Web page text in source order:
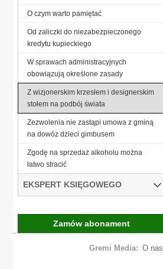
O czym warto pamiętać
Od zaliczki do niezabezpieczonego
kredytu kupieckiego
W sprawach administracyjnych
obowiązują określone zasady
Z wizjonerskim krzesłem i designerskim
stołem na podbój świata
Zezwolenia nie zastąpi umowa z gminą
na dowóz dzieci gimbusem
Zgodę na sprzedaż alkoholu można
łatwo stracić
EKSPERT KSIĘGOWEGO
Zamów abonament
Gremi Media: O nas